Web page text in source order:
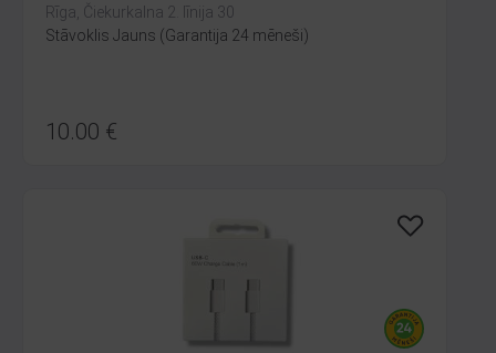
Rīga, Čiekurkalna 2. līnija 30
Stāvoklis Jauns (Garantija 24 mēneši)
10.00 €